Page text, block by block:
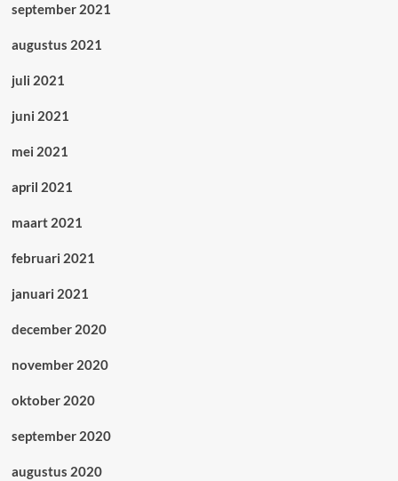
september 2021
augustus 2021
juli 2021
juni 2021
mei 2021
april 2021
maart 2021
februari 2021
januari 2021
december 2020
november 2020
oktober 2020
september 2020
augustus 2020